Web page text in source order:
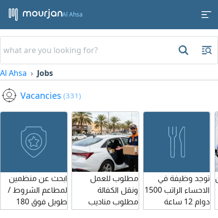
Al Ahsa
Al Ahsa Jobs
Vacancies (331)
ابحث عن منظمين
لمطاعم الشروط /
طويل فوق 180
سم/ شخصيه قوية /
مطلوب للعمل
ونقل الكفالة
مطلوب مناديب
توصيل لنقل الكفالة
توجد وظيفة في
الاحساء الراتب 1500
دوام 12 ساعة
تشتري أغراض